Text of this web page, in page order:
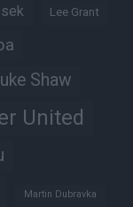
Lee Grant
Shaw
United
Martin Dubravka